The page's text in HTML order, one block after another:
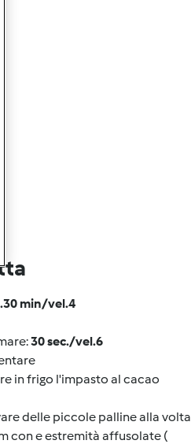
min/vel.4
30 sec./vel.6
in frigo l'impasto al cacao
delle piccole palline alla volta
con e estremità affusolate (